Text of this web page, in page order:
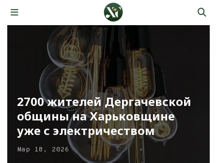
2700 жителей Дергачевской
общины на Харьковщине
уже с электричеством
Мар 18, 2026